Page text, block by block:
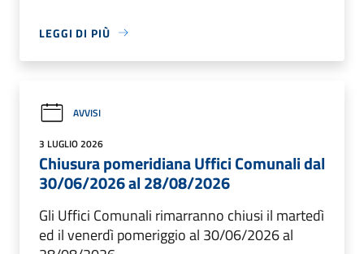
LEGGI DI PIÙ
AVVISI
3 LUGLIO 2026
Chiusura pomeridiana Uffici Comunali dal
30/06/2026 al 28/08/2026
Gli Uffici Comunali rimarranno chiusi il martedì
ed il venerdì pomeriggio al 30/06/2026 al